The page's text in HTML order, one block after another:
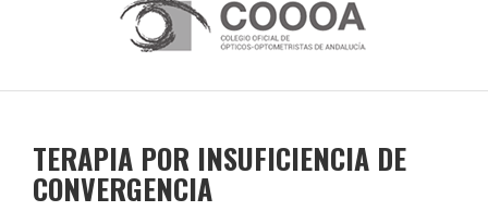
TERAPIA POR INSUFICIENCIA DE
CONVERGENCIA